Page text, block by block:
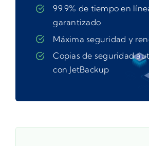
99.9% de tiempo en
garantizado
Máxima seguridad y
Copias de seguridad
con JetBackup